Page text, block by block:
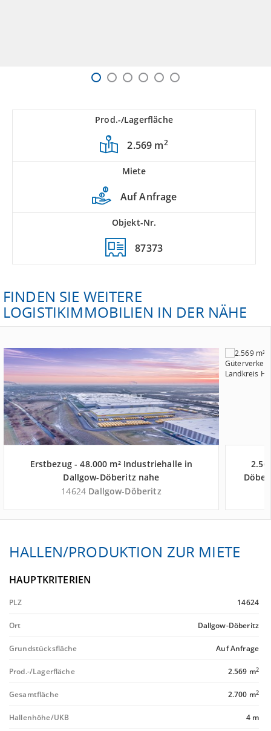
Prod.-/Lagerfläche
2.569 m2
Miete
Auf Anfrage
Objekt-Nr.
87373
FINDEN SIE WEITERE
LOGISTIKIMMOBILIEN IN DER NÄHE
Erstbezug - 48.000 m² Industriehalle in
Dallgow-Döberitz nahe
Güterverkehrszentrum GVZ Berlin West
14624 Dallgow-Döberitz
HALLEN/PRODUKTION ZUR MIETE
HAUPTKRITERIEN
PLZ 14624
Ort Dallgow-Döberitz
Grundstücksfläche Auf Anfrage
Prod.-/Lagerfläche 2.569 m2
Gesamtfläche 2.700 m2
Hallenhöhe/UKB 4 m